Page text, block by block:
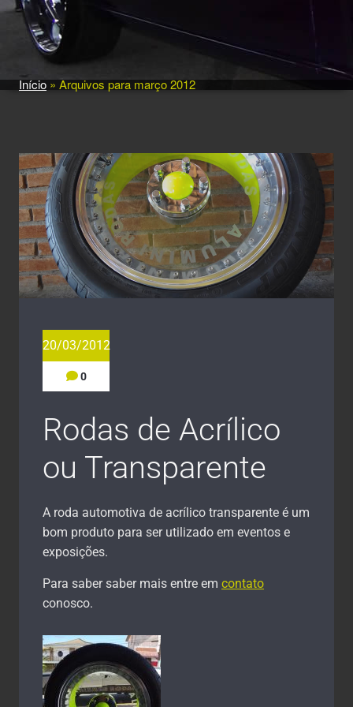
Início»Arquivos para março 2012
20/03/2012
0
Rodas de Acrílico
ou Transparente
A roda automotiva de acrílico transparente é um
bom produto para ser utilizado em eventos e
exposições.
Para saber saber mais entre em contato
conosco.